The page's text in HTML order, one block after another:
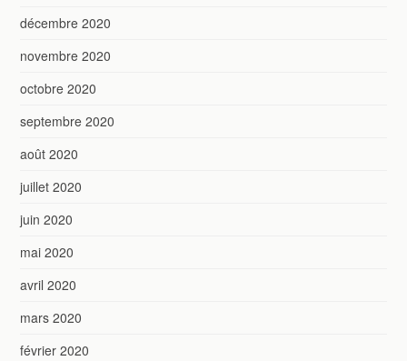
décembre 2020
novembre 2020
octobre 2020
septembre 2020
août 2020
juillet 2020
juin 2020
mai 2020
avril 2020
mars 2020
février 2020